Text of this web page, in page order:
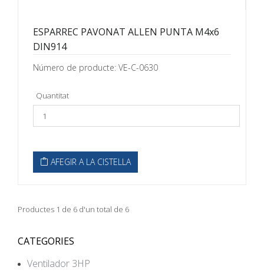
ESPARREC PAVONAT ALLEN PUNTA M4x6
DIN914
Número de producte: VE-C-0630
Quantitat
AFEGIR A LA CISTELLA
Productes 1 de 6 d'un total de 6
CATEGORIES
Ventilador 3HP